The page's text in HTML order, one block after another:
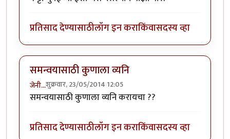
प्रतिसाद देण्यासाठीलॉग इन कराकिंवासदस्य व्हा
समन्वयासाठी कुणाला व्यनि
जेनी...शुक्रवार, 23/05/2014 12:05
समन्वयासाठी कुणाला व्यनि करायचा ??
प्रतिसाद देण्यासाठीलॉग इन कराकिंवासदस्य व्हा